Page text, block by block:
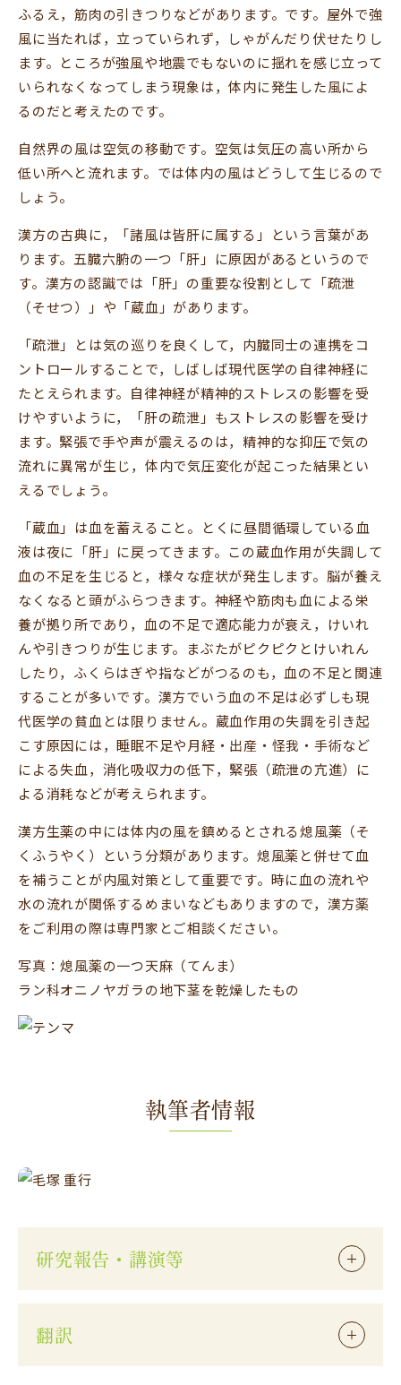
ふるえ，筋肉の引きつりなどがあります。です。屋外で強
風に当たれば，立っていられず，しゃがんだり伏せたりし
ます。ところが強風や地震でもないのに揺れを感じ立って
いられなくなってしまう現象は，体内に発生した風によ
るのだと考えたのです。
自然界の風は空気の移動です。空気は気圧の高い所から
低い所へと流れます。では体内の風はどうして生じるので
しょう。
漢方の古典に，「諸風は皆肝に属する」という言葉があ
ります。五臓六腑の一つ「肝」に原因があるというので
す。漢方の認識では「肝」の重要な役割として「疏泄
（そせつ）」や「蔵血」があります。
「疏泄」とは気の巡りを良くして，内臓同士の連携をコ
ントロールすることで，しばしば現代医学の自律神経に
たとえられます。自律神経が精神的ストレスの影響を受
けやすいように，「肝の疏泄」もストレスの影響を受け
ます。緊張で手や声が震えるのは，精神的な抑圧で気の
流れに異常が生じ，体内で気圧変化が起こった結果とい
えるでしょう。
「蔵血」は血を蓄えること。とくに昼間循環している血
液は夜に「肝」に戻ってきます。この蔵血作用が失調して
血の不足を生じると，様々な症状が発生します。脳が養え
なくなると頭がふらつきます。神経や筋肉も血による栄
養が拠り所であり，血の不足で適応能力が衰え，けいれ
んや引きつりが生じます。まぶたがピクピクとけいれん
したり，ふくらはぎや指などがつるのも，血の不足と関連
することが多いです。漢方でいう血の不足は必ずしも現
代医学の貧血とは限りません。蔵血作用の失調を引き起
こす原因には，睡眠不足や月経・出産・怪我・手術など
による失血，消化吸収力の低下，緊張（疏泄の亢進）に
よる消耗などが考えられます。
漢方生薬の中には体内の風を鎮めるとされる熄風薬（そ
くふうやく）という分類があります。熄風薬と併せて血
を補うことが内風対策として重要です。時に血の流れや
水の流れが関係するめまいなどもありますので，漢方薬
をご利用の際は専門家とご相談ください。
写真：熄風薬の一つ天麻（てんま）
ラン科オニノヤガラの地下茎を乾燥したもの
執筆者情報
研究報告・講演等
翻訳